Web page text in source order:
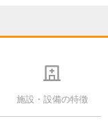
施設・設備の特徴